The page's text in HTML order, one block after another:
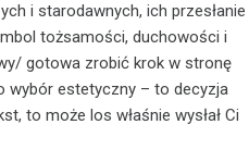
i starodawnych, ich przesłanie
tożsamości, duchowości i
gotowa zrobić krok w stronę
wybór estetyczny – to decyzja
to może los właśnie wysłał Ci